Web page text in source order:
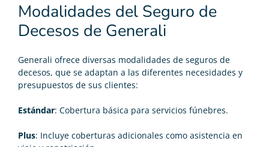
Modalidades del Seguro de
Decesos de Generali
Generali ofrece diversas modalidades de seguros de
decesos, que se adaptan a las diferentes necesidades y
presupuestos de sus clientes:
Estándar: Cobertura básica para servicios fúnebres.
Plus: Incluye coberturas adicionales como asistencia en